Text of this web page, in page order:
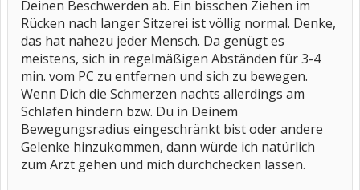
Deinen Beschwerden ab. Ein bisschen Ziehen im
Rücken nach langer Sitzerei ist völlig normal. Denke,
das hat nahezu jeder Mensch. Da genügt es
meistens, sich in regelmäßigen Abständen für 3-4
min. vom PC zu entfernen und sich zu bewegen.
Wenn Dich die Schmerzen nachts allerdings am
Schlafen hindern bzw. Du in Deinem
Bewegungsradius eingeschränkt bist oder andere
Gelenke hinzukommen, dann würde ich natürlich
zum Arzt gehen und mich durchchecken lassen.